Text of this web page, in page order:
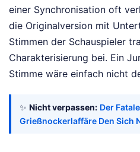
einer Synchronisation oft
die Originalversion mit
Stimmen der Schauspieler
Charakterisierung bei. Ein
Stimme wäre einfach nicht
✨ Nicht verpassen: Der
Grießnockerlaffäre Den Sich